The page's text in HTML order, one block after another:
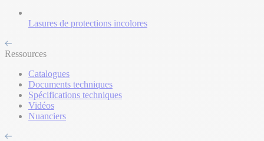
Lasures de protections incolores
Ressources
Catalogues
Documents techniques
Spécifications techniques
Vidéos
Nuanciers